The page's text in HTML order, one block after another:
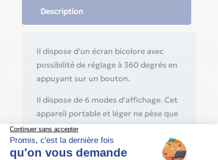
Description
Il dispose d'un écran bicolore avec
possibilité de réglage à 360 degrés en
appuyant sur un bouton.
Il dispose de 6 modes d'affichage. Cet
appareil portable et léger ne pèse que
58 g et affiche la fréquence des
impulsions, la SpO2, l'intensité des
impulsions, la capacité de la batterie et